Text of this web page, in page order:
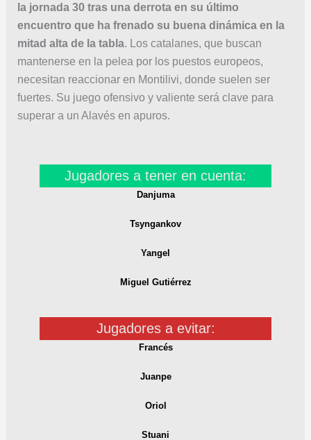
la jornada 30 tras una derrota en su último
encuentro que ha frenado su buena dinámica en la
mitad alta de la tabla. Los catalanes, que buscan
mantenerse en la pelea por los puestos europeos,
necesitan reaccionar en Montilivi, donde suelen ser
fuertes. Su juego ofensivo y valiente será clave para
superar a un Alavés en apuros.
Jugadores a tener en cuenta:
Danjuma
Tsyngankov
Yangel
Miguel Gutiérrez
Jugadores a evitar:
Francés
Juanpe
Oriol
Stuani